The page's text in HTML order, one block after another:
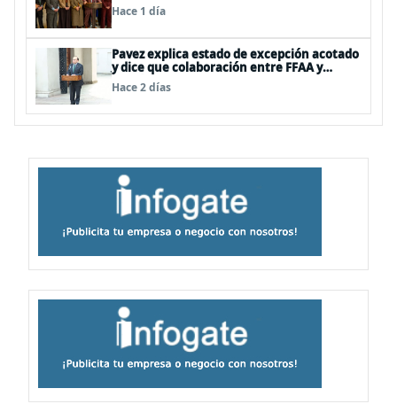
Hace 1 día
Pavez explica estado de excepción acotado
y dice que colaboración entre FFAA y
policías, “es algo del todo pertinente
analizar”
Hace 2 días